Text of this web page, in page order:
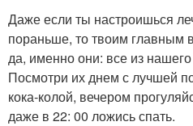
Даже если ты настроишься
пораньше, то твоим главным
да, именно они: все из
Посмотри их днем с лучшей
кока-колой, вечером
даже в 22: 00 ложись спать.